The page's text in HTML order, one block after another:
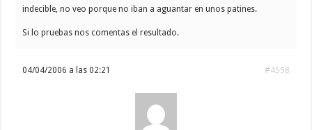
indecible, no veo porque no iban a aguantar en unos patines.
Si lo pruebas nos comentas el resultado.
04/04/2006 a las 02:21 #4598